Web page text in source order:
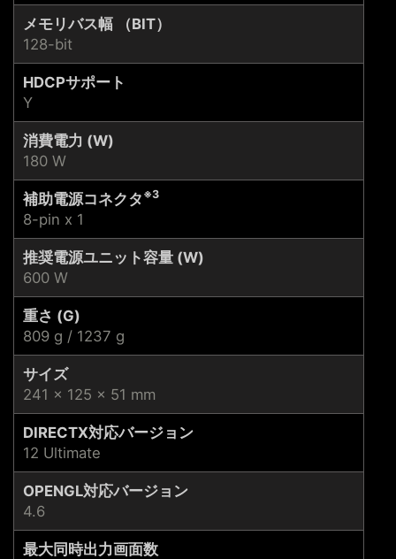
メモリバス幅 （BIT）
128-bit
HDCPサポート
Y
消費電力 (W)
180 W
補助電源コネクタ ※3
8-pin x 1
推奨電源ユニット容量 (W)
600 W
重さ (G)
809 g / 1237 g
サイズ
241 x 125 x 51 mm
DIRECTX対応バージョン
12 Ultimate
OPENGL対応バージョン
4.6
最大同時出力画面数